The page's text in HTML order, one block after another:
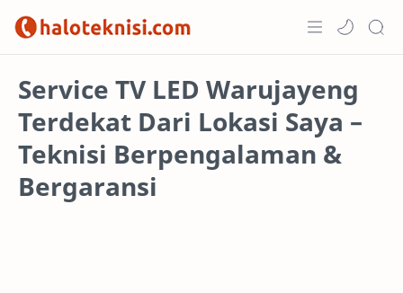
Projects
Service TV LED Warujayeng
Terdekat Dari Lokasi Saya –
Teknisi Berpengalaman &
Bergaransi